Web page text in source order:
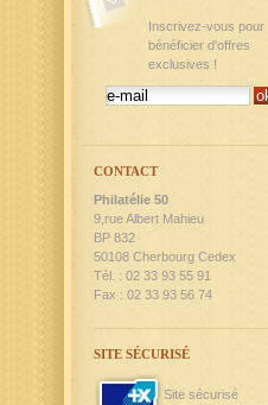
Inscrivez-vous pour
bénéficier d'offres
exclusives !
CONTACT
Philatélie 50
9,rue Albert Mahieu
BP 832
50108 Cherbourg Cedex
Tél. : 02 33 93 55 91
Fax : 02 33 93 56 74
SITE SÉCURISÉ
Site sécurisé